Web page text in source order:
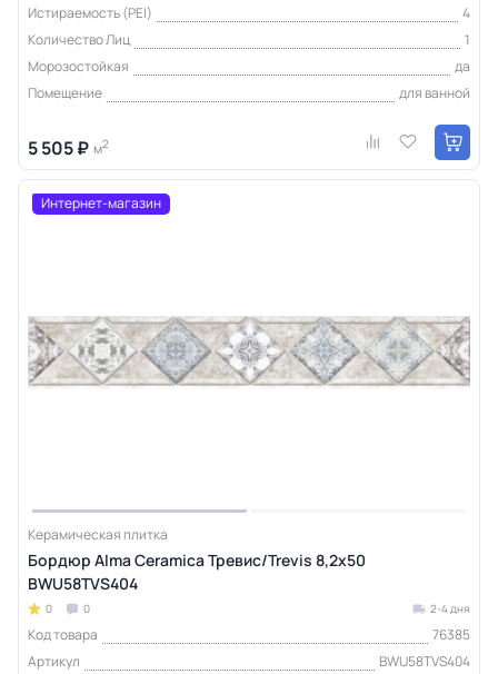
Истираемость (PEI)
4
Количество Лиц
1
Морозостойкая
да
Помещение
для ванной
5 505 ₽ м2
Интернет-магазин
Керамическая плитка
Бордюр Alma Ceramica Тревис/Trevis 8,2х50
BWU58TVS404
0 0 2-4 дня
Код товара
76385
Артикул
BWU58TVS404